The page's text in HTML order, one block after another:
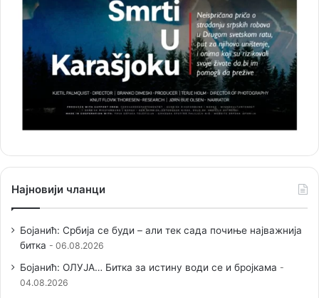
Најновији чланци
Бојанић: Србија се буди – али тек сада почиње најважнија
битка
06.08.2026
Бојанић: ОЛУЈА… Битка за истину води се и бројкама
04.08.2026